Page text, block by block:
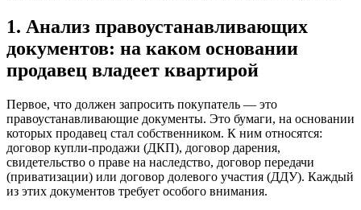
1. Анализ правоустанавливающих
документов: на каком основании
продавец владеет квартирой
Первое, что должен запросить покупатель — это
правоустанавливающие документы. Это бумаги, на основании
которых продавец стал собственником. К ним относятся:
договор купли-продажи (ДКП), договор дарения,
свидетельство о праве на наследство, договор передачи
(приватизации) или договор долевого участия (ДДУ). Каждый
из этих документов требует особого внимания.